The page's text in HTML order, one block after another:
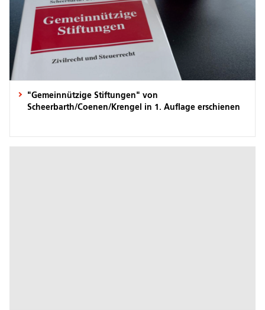
"Gemeinnützige Stiftungen" von
Scheerbarth/Coenen/Krengel in 1. Auflage erschienen